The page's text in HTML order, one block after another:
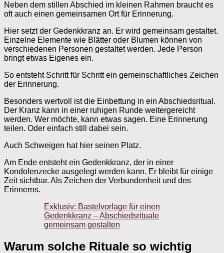
Neben dem stillen Abschied im kleinen Rahmen braucht es
oft auch einen gemeinsamen Ort für Erinnerung.
Hier setzt der Gedenkkranz an. Er wird gemeinsam gestaltet.
Einzelne Elemente wie Blätter oder Blumen können von
verschiedenen Personen gestaltet werden. Jede Person
bringt etwas Eigenes ein.
So entsteht Schritt für Schritt ein gemeinschaftliches Zeichen
der Erinnerung.
Besonders wertvoll ist die Einbettung in ein Abschiedsritual.
Der Kranz kann in einer ruhigen Runde weitergereicht
werden. Wer möchte, kann etwas sagen. Eine Erinnerung
teilen. Oder einfach still dabei sein.
Auch Schweigen hat hier seinen Platz.
Am Ende entsteht ein Gedenkkranz, der in einer
Kondolenzecke ausgelegt werden kann. Er bleibt für einige
Zeit sichtbar. Als Zeichen der Verbundenheit und des
Erinnerns.
Exklusiv: Bastelvorlage für einen
Gedenkkranz – Abschiedsrituale
gemeinsam gestalten
Warum solche Rituale so wichtig